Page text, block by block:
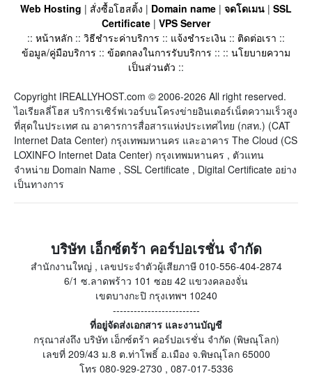
Web Hosting | สั่งซื้อโฮสติ้ง | Domain name | จดโดเมน | SSL
Certificate | VPS Server
:: หน้าหลัก :: วิธีชำระค่าบริการ :: แจ้งชำระเงิน :: ติดต่อเรา ::
ข้อมูล/คู่มือบริการ :: ข้อตกลงในการรับบริการ :: :: นโยบายความ
เป็นส่วนตัว ::
Copyright IREALLYHOST.com © 2006-2026 All right reserved.
ไอเรียลลี่โฮส บริการเซิร์ฟเวอร์บนโครงข่ายอินเตอร์เน็ตความเร็วสูง
ที่สุดในประเทศ ณ อาคารการสื่อสารแห่งประเทศไทย (กสท.) (CAT
Internet Data Center) กรุงเทพมหานคร และอาคาร The Cloud (CS
LOXINFO Internet Data Center) กรุงเทพมหานคร , ตัวแทน
จำหน่าย Domain Name , SSL Certificate , Digital Certificate อย่าง
เป็นทางการ
บริษัท เอ็กซ์ตร้า คอร์ปอเรชั่น จำกัด
สำนักงานใหญ่ , เลขประจำตัวผู้เสียภาษี 010-556-404-2874
6/1 ซ.ลาดพร้าว 101 ซอย 42 แขวงคลองจั่น
เขตบางกะปิ กรุงเทพฯ 10240
-------------------------
ที่อยู่จัดส่งเอกสาร และงานบัญชี
กรุณาส่งถึง บริษัท เอ็กซ์ตร้า คอร์ปอเรชั่น จำกัด (พิษณุโลก)
เลขที่ 209/43 ม.8 ต.ท่าโพธิ์ อ.เมือง จ.พิษณุโลก 65000
โทร 080-929-2730 , 087-017-5336